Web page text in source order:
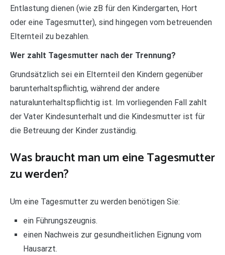
Entlastung dienen (wie zB für den Kindergarten, Hort
oder eine Tagesmutter), sind hingegen vom betreuenden
Elternteil zu bezahlen.
Wer zahlt Tagesmutter nach der Trennung?
Grundsätzlich sei ein Elternteil den Kindern gegenüber
barunterhaltspflichtig, während der andere
naturalunterhaltspflichtig ist. Im vorliegenden Fall zahlt
der Vater Kindesunterhalt und die Kindesmutter ist für
die Betreuung der Kinder zuständig.
Was braucht man um eine Tagesmutter
zu werden?
Um eine Tagesmutter zu werden benötigen Sie:
ein Führungszeugnis.
einen Nachweis zur gesundheitlichen Eignung vom
Hausarzt.